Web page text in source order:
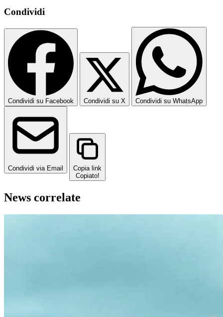
Condividi
Condividi su Facebook Condividi su X Condividi su WhatsApp
Condividi via Email
Copia link
Copiato!
News correlate